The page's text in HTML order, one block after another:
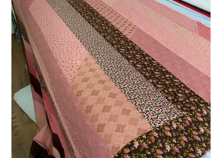
Widerrufsbelehrung
Zahlungsarten